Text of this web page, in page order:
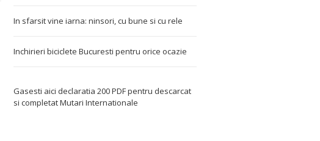
In sfarsit vine iarna: ninsori, cu bune si cu rele
Inchirieri biciclete Bucuresti pentru orice ocazie
Gasesti aici declaratia 200 PDFpentru descarcat
si completatMutari Internationale